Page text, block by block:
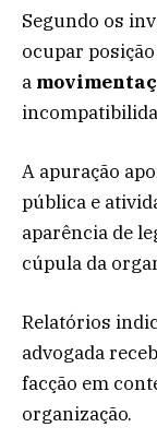
Segundo os
ocupar
a
A apuração
pública e
aparência de
cúpula da
Relatórios
advogada
facção em
organização.